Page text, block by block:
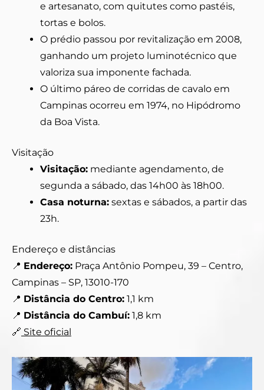
e artesanato, com quitutes como pastéis,
tortas e bolos.
O prédio passou por revitalização em 2008,
ganhando um projeto luminotécnico que
valoriza sua imponente fachada.
O último páreo de corridas de cavalo em
Campinas ocorreu em 1974, no Hipódromo
da Boa Vista.
Visitação
Visitação: mediante agendamento, de
segunda a sábado, das 14h00 às 18h00.
Casa noturna: sextas e sábados, a partir das
23h.
Endereço e distâncias
📍 Endereço: Praça Antônio Pompeu, 39 – Centro,
Campinas – SP, 13010-170
📍 Distância do Centro: 1,1 km
📍 Distância do Cambuí: 1,8 km
🔗 Site oficial